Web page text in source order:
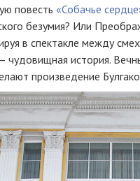
повесть «Собачье
безумия? Или
в спектакле между
история.
произведение